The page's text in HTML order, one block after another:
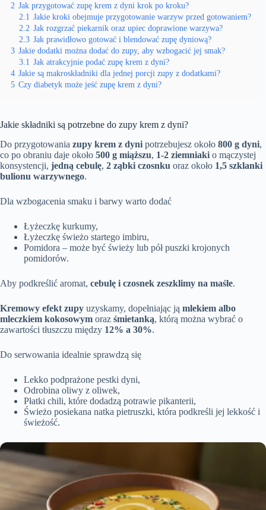
2 Jak przygotować zupę krem z dyni krok po kroku?
2.1 Jakie kroki obejmuje przygotowanie warzyw przed gotowaniem?
2.2 Jak rozgrzać piekarnik oraz upiec doprawione warzywa?
2.3 Jak prawidłowo gotować i blendować zupę dyniową?
3 Jakie dodatki można dodać do zupy, aby wzbogacić jej smak?
3.1 Jak atrakcyjnie podać zupę krem z dyni?
4 Jakie są makroskładniki dla jednej porcji zupy z dodatkami?
5 Czy diabetyk może jeść zupę krem z dyni?
Jakie składniki są potrzebne do zupy krem z dyni?
Do przygotowania zupy krem z dyni potrzebujesz około 800 g dyni,
co po obraniu daje około 500 g miąższu, 1-2 ziemniaki o mączystej
konsystencji, jedną cebulę, 2 ząbki czosnku oraz około 1,5 szklanki
bulionu warzywnego.
Dla wzbogacenia smaku i barwy warto dodać
Łyżeczkę kurkumy,
Łyżeczkę świeżo startego imbiru,
Pomidora – może być świeży lub pół puszki krojonych
pomidorów.
Aby podkreślić aromat, cebulę i czosnek zeszklimy na maśle.
Kremowy efekt zupy uzyskamy, dopełniając ją mlekiem albo
mleczkiem kokosowym oraz śmietanką, którą można wybrać o
zawartości tłuszczu między 12% a 30%.
Do serwowania idealnie sprawdzą się
Lekko podprażone pestki dyni,
Odrobina oliwy z oliwek,
Płatki chili, które dodadzą potrawie pikanterii,
Świeżo posiekana natka pietruszki, która podkreśli jej lekkość i
świeżość.